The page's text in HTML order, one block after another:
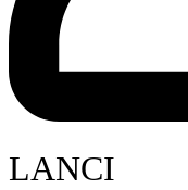
LANCI